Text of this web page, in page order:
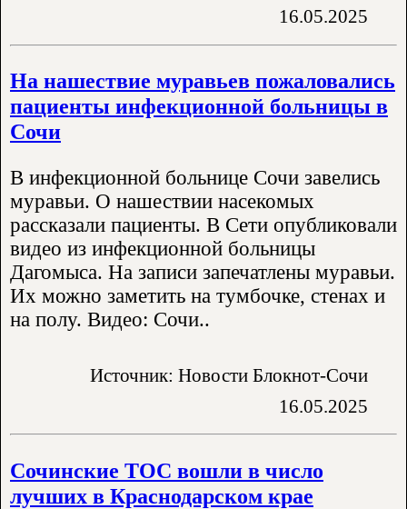
16.05.2025
На нашествие муравьев пожаловались
пациенты инфекционной больницы в
Сочи
В инфекционной больнице Сочи завелись
муравьи. О нашествии насекомых
рассказали пациенты. В Сети опубликовали
видео из инфекционной больницы
Дагомыса. На записи запечатлены муравьи.
Их можно заметить на тумбочке, стенах и
на полу. Видео: Сочи..
Источник: Новости Блокнот-Сочи
16.05.2025
Сочинские ТОС вошли в число
лучших в Краснодарском крае